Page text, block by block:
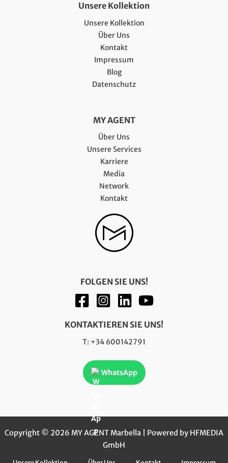
Unsere Kollektion
Unsere Kollektion
Über Uns
Kontakt
Impressum
Blog
Datenschutz
MY AGENT
Über Uns
Unsere Services
Karriere
Media
Network
Kontakt
FOLGEN SIE UNS!
KONTAKTIEREN SIE UNS!
T: +34 600142791
WhatsApp
Copyright © 2026 MY AGENT Marbella | Powered by HFMEDIA
GmbH